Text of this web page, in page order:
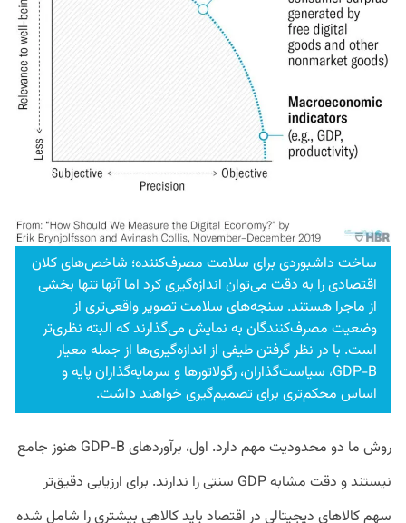
ساخت داشبوردی برای سلامت مصرف‌کننده؛ شاخص‌های کلان
اقتصادی را به دقت می‌توان اندازه‌گیری کرد اما آنها تنها بخشی
از ماجرا هستند. سنجه‌های سلامت تصویر واقعی‌تری از
وضعیت مصرف‌کنندگان به نمایش می‌گذارند که البته نظری‌تر
است. با در نظر گرفتن طیفی از اندازه‌گیری‌ها از جمله معیار
GDP-B، سیاست‌گذاران، رگولاتور‌ها و سرمایه‌گذاران پایه و
اساس محکم‌تری برای تصمیم‌گیری خواهند داشت.
روش ما دو محدودیت مهم دارد. اول، برآورد‌های GDP-B هنوز جامع
نیستند و دقت مشابه GDP سنتی را ندارند. برای ارزیابی دقیق‌تر
سهم کالاهای دیجیتالی در اقتصاد باید کالاهی بیشتری را شامل شده